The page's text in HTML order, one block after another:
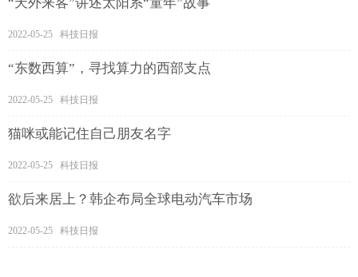
2022-05-25 科技日报
“东数西算”，寻找算力的西部支点
2022-05-25 科技日报
猫咪或能记住自己朋友名字
2022-05-25 科技日报
欲后来居上？韩企布局全球电动汽车市场
2022-05-25 科技日报